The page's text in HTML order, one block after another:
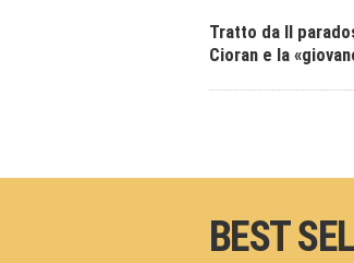
Tratto da Il
Cioran e la
BEST